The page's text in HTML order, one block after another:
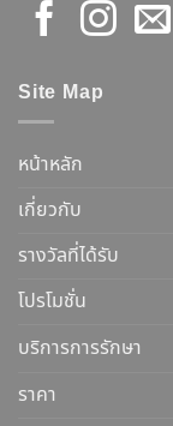
Site Map
หน้าหลัก
เกี่ยวกับ
รางวัลที่ได้รับ
โปรโมชั่น
บริการการรักษา
ราคา